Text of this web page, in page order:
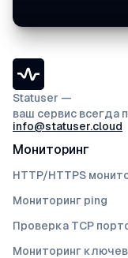
Statuser —
ваш сервис всегда
info@statuser.cloud
Мониторинг
HTTP/HTTPS
Мониторинг ping
Проверка TCP
Мониторинг